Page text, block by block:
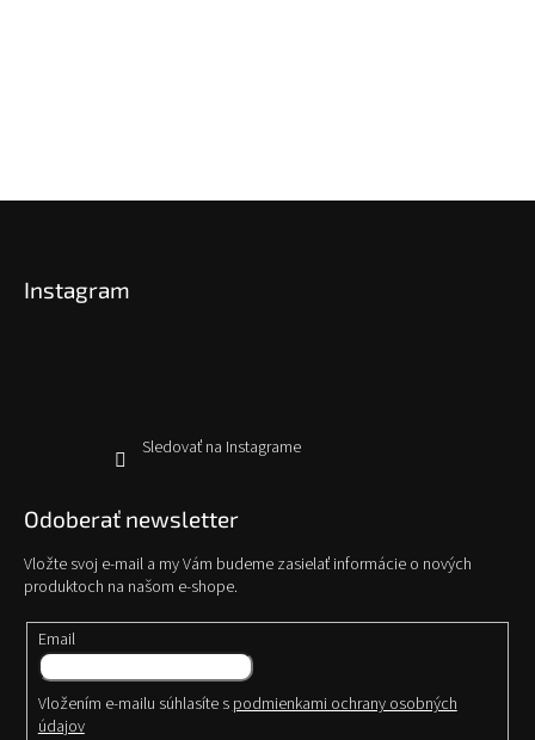
Instagram
Sledovať na Instagrame
Odoberať newsletter
Vložte svoj e-mail a my Vám budeme zasielať informácie o nových
produktoch na našom e-shope.
Email
Vložením e-mailu súhlasíte s podmienkami ochrany osobných
údajov